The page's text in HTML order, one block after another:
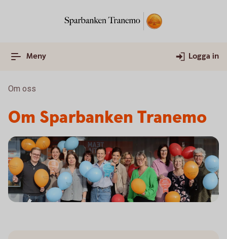
Meny Logga in
Om oss
Om Sparbanken Tranemo